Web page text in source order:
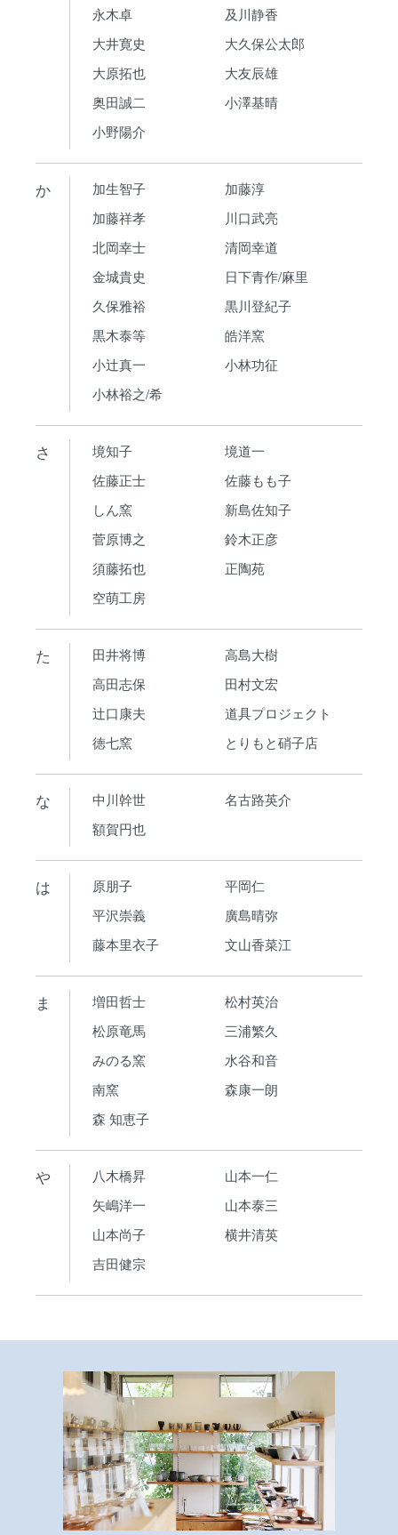
永木卓
及川静香
大井寛史
大久保公太郎
大原拓也
大友辰雄
奥田誠二
小澤基晴
小野陽介
か 加生智子
加藤淳
加藤祥孝
川口武亮
北岡幸士
清岡幸道
金城貴史
日下青作/麻里
久保雅裕
黒川登紀子
黒木泰等
皓洋窯
小辻真一
小林功征
小林裕之/希
さ 境知子
境道一
佐藤正士
佐藤もも子
しん窯
新島佐知子
菅原博之
鈴木正彦
須藤拓也
正陶苑
空萌工房
た 田井将博
高島大樹
高田志保
田村文宏
辻口康夫
道具プロジェクト
徳七窯
とりもと硝子店
な 中川幹世
名古路英介
額賀円也
は 原朋子
平岡仁
平沢崇義
廣島晴弥
藤本里衣子
文山香菜江
ま 増田哲士
松村英治
松原竜馬
三浦繁久
みのる窯
水谷和音
南窯
森康一朗
森 知恵子
や 八木橋昇
山本一仁
矢嶋洋一
山本泰三
山本尚子
横井清英
吉田健宗